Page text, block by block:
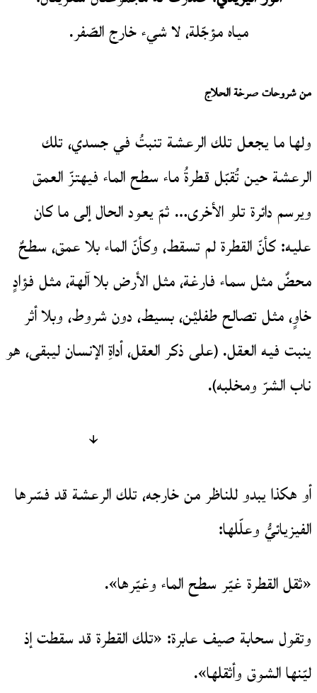
مياه مؤجّلة، لا شيء خارج الصّفر.
من شروحات صرخة الحلاج
ولها ما يجعل تلك الرعشة تنبتُ في جسدي، تلك
الرعشة حين تُقبّل قطرةُ ماء سطح الماء فيهتزّ العمق
ويرسم دائرة تلو الأخرى… ثمّ يعود الحال إلى ما كان
عليه: كأنّ القطرة لم تسقط، وكأنّ الماء بلا عمق، سطحٌ
محضٌ مثل سماء فارغة، مثل الأرض بلا آلهة، مثل فؤادٍ
خاوٍ، مثل تصالح طفليْن، بسيط، دون شروط، وبلا أثر
ينبت فيه العقل. (على ذكر العقل، أداةِ الإنسان ليبقى، هو
ناب الشرّ ومخلبه).
↓
أو هكذا يبدو للناظر من خارجه، تلك الرعشة قد فسّرها
الفيزيائيُّ وعلّلها:
«ثقل القطرة غيّر سطح الماء وغيّرها».
وتقول سحابة صيف عابرة: «تلك القطرة قد سقطت إذ
ليّنها الشوق وأثقلها».